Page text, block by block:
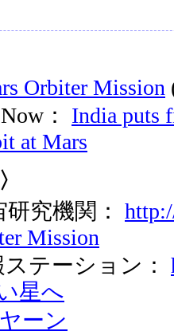
Orbiter Mission
： India puts
at Mars
究機関：
Mission
テーション：
星へ
ーン